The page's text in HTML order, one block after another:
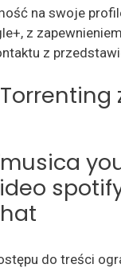
na swoje
z
z
do treści